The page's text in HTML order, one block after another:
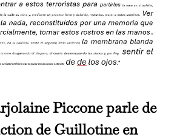
Piccone parle de
de Guillotine en